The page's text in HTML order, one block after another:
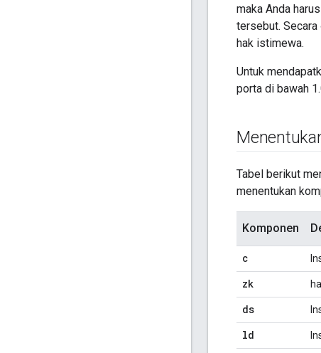
maka Anda
tersebut.
hak istimewa.
Untuk
porta di bawah
Tabel berikut
menentukan
Komponen
c
zk
ds
ld